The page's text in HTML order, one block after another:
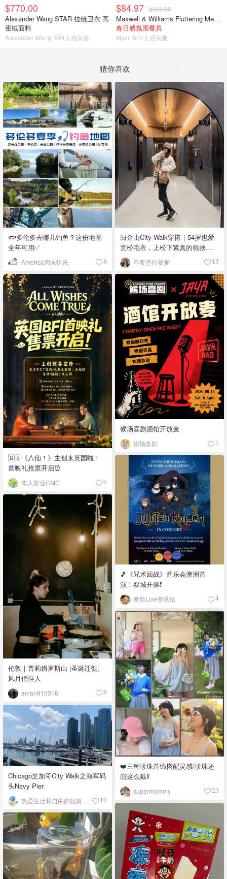
$770.00
Alexander Wang STAR 拉链卫衣 高
密绒面料
Alexander Wang 504人感兴趣
$84.97 $169.95
Maxwell & Williams Fluttering Meadow 12件餐具套装
春日感氛围餐具
Myer 504人感兴趣
猜你喜欢
🐟多伦多去哪儿钓鱼？这份地图
全年可用✅
America周末快讯 8
旧金山City Walk穿搭｜54岁也爱
宽松毛衣，上松下紧真的很救比
例
不要坚持要爱 13
🇬🇧《八仙！》主创来英国啦！
首映礼抢票开启⏰
华人影业CMC 6
候场喜剧酒馆开放麦
候场喜剧 1
🎵《咒术回战》音乐会澳洲首
演！双城开票❗️
澳新Live资讯站 4
伦敦｜普莉姆罗斯山 |圣诞迁徙,
风月俏佳人
aman910316 8
❤️三种珍珠首饰搭配灵感/珍珠还
能这么戴‼️
supermommy 23
Chicago芝加哥City Walk之海军码
头Navy Pier
10